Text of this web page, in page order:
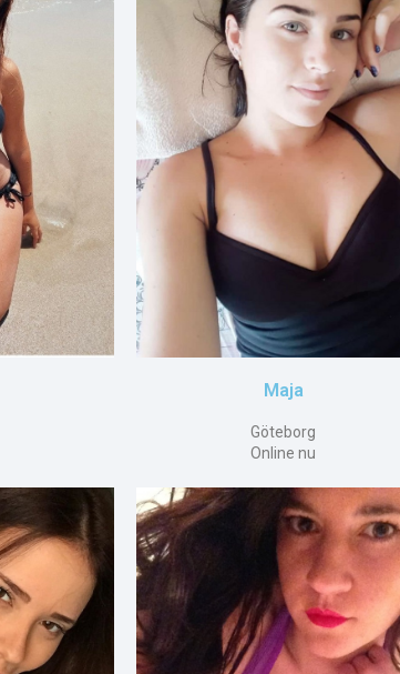
Maja
Göteborg
Online nu